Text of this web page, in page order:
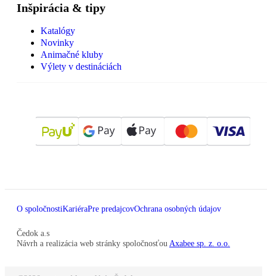
Inšpirácia & tipy
Katalógy
Novinky
Animačné kluby
Výlety v destináciách
O spoločnostiKariéraPre predajcovOchrana osobných údajov
Čedok a.s
Návrh a realizácia web stránky spoločnosťou Axabee sp. z. o.o.